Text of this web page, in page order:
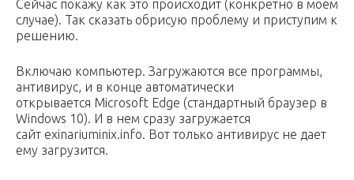
Сейчас покажу как это происходит (конкретно в моем
случае). Так сказать обрисую проблему и приступим к
решению.
Включаю компьютер. Загружаются все программы,
антивирус, и в конце автоматически
открывается Microsoft Edge (стандартный браузер в
Windows 10). И в нем сразу загружается
сайт exinariuminix.info. Вот только антивирус не дает
ему загрузится.